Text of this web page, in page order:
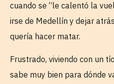
cuando se “le calentó la
irse de Medellín y dejar
quería hacer matar.
Frustrado, viviendo con un
sabe muy bien para dónde